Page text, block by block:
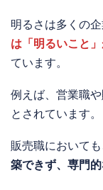
明るさは多くの
は「明るいこと
ています。
例えば、営業職
とされています。
販売職においても
築できず、専門